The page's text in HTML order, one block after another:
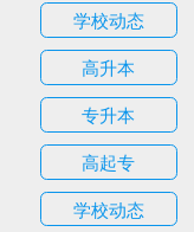
学校动态
高升本
专升本
高起专
学校动态